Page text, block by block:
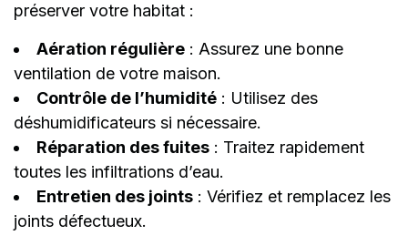
préserver votre habitat :
Aération régulière : Assurez une bonne
ventilation de votre maison.
Contrôle de l’humidité : Utilisez des
déshumidificateurs si nécessaire.
Réparation des fuites : Traitez rapidement
toutes les infiltrations d’eau.
Entretien des joints : Vérifiez et remplacez les
joints défectueux.